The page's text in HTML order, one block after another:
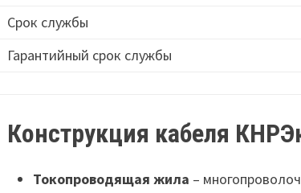
Срок службы
Гарантийный срок службы
Конструкция кабеля
Токопроводящая жила –